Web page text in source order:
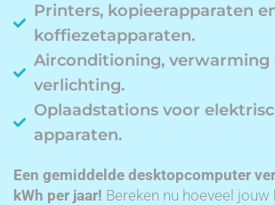
Printers, kopieerapparaten
koffiezetapparaten.
Airconditioning, verwarming
verlichting.
Oplaadstations voor
apparaten.
Een gemiddelde desktopcomputer
kWh per jaar! Bereken nu hoeveel